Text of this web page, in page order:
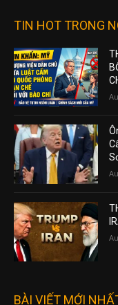
TIN HOT TRONG
BÀI VIẾT MỚI